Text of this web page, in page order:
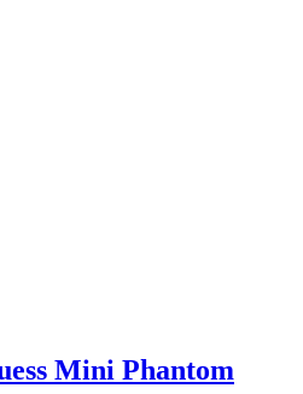
Mini Phantom